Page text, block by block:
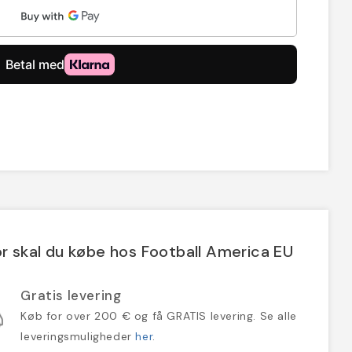
skal du købe hos Football America EU
Gratis levering
Køb for over 200 € og få GRATIS levering. Se alle
leveringsmulighederher.